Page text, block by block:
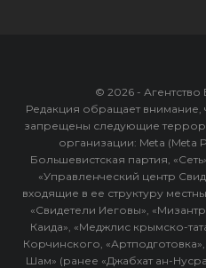
© 2026 -
Редакция обращает
запрещены следующие
организации: Meta (Meta
Большевистская партия,
«Управленческий центр
входящие в ее структуру
«Свидетели Иеговы»,
Каида», «Меджлис крымско-
Корчинского,
Шам» (ранее «Джабхат ан-